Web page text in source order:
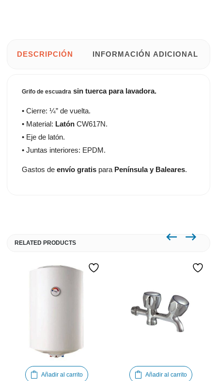
DESCRIPCIÓN INFORMACIÓN ADICIONAL
Grifo de escuadra sin tuerca para lavadora.
• Cierre: ¼” de vuelta.
• Material: Latón CW617N.
• Eje de latón.
• Juntas interiores: EPDM.
Gastos deenvío gratis para Península y Baleares.
RELATED PRODUCTS
Añadir al carrito Añadir al carrito